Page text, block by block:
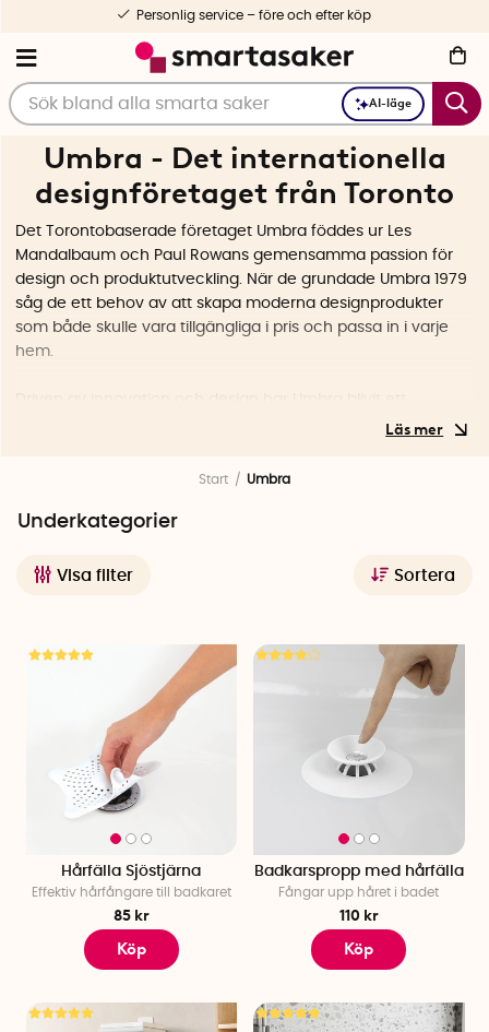
AI-läge
Personlig service – före och efter köp
Umbra - Det internationella
designföretaget från Toronto
Det Torontobaserade företaget Umbra föddes ur Les
Mandalbaum och Paul Rowans gemensamma passion för
design och produktutveckling. När de grundade Umbra 1979
såg de ett behov av att skapa moderna designprodukter
som både skulle vara tillgängliga i pris och passa in i varje
hem.
världsledande företag inom produktdesign och du kan hitta
Idag har Umbra har ett stort team av internationella
vardagliga föremål.
Start Umbra
Visa filter Sortera
Underkategorier
Hårfälla Sjöstjärna
Effektiv hårfångare till badkaret
85 kr
Köp
Badkarspropp med hårfälla
Fångar upp håret i badet
110 kr
Köp